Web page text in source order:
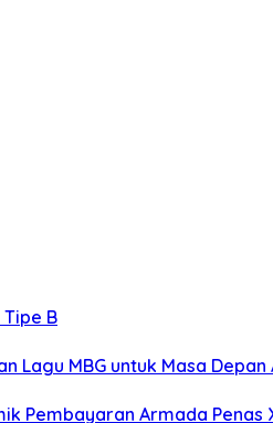
Tipe B
Lagu MBG untuk Masa Depan
Pembayaran Armada Penas